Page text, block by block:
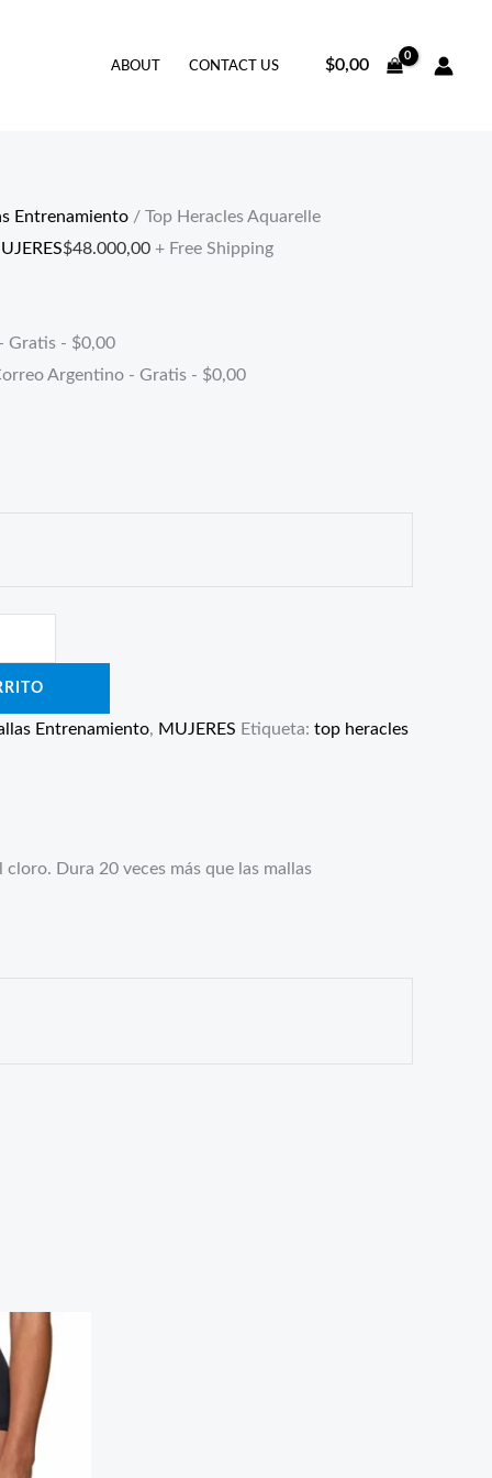
ABOUT CONTACT US $0,00
Entrenamiento / Top Heracles Aquarelle
$48.000,00 + Free Shipping
Gratis - $0,00
Argentino - Gratis - $0,00
Entrenamiento, MUJERES Etiqueta: top heracles
Dura 20 veces más que las mallas